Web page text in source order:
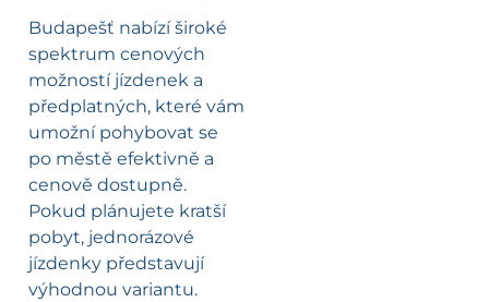
Budapešť nabízí široké
spektrum cenových
možností jízdenek a
předplatných, které vám
umožní pohybovat se
po městě efektivně a
cenově dostupně.
Pokud plánujete kratší
pobyt, jednorázové
jízdenky představují
výhodnou variantu.